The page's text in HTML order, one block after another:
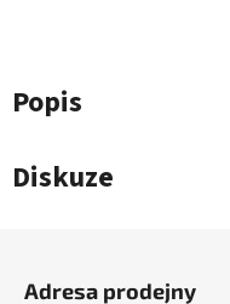
Popis
Diskuze
Adresa prodejny